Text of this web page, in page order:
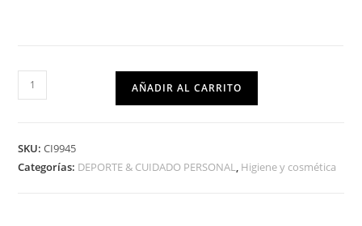
AÑADIR AL CARRITO
SKU:CI9945
Categorías: DEPORTE & CUIDADO PERSONAL, Higiene y cosmética